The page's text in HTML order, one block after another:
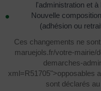
l'administration et
Nouvelle
(adhésion ou
Ces changements ne
maruejols.fr/votre-mairie/
demarches-
xml=R51705">opposables
sont déclarés